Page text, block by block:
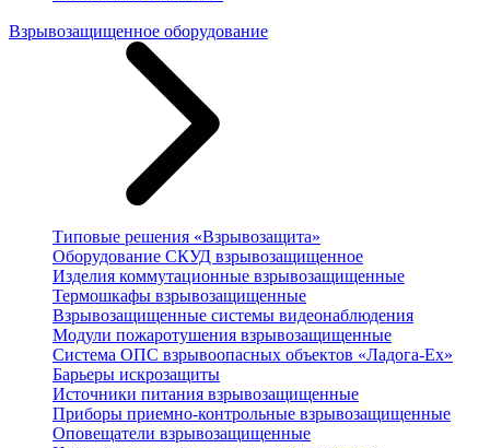
Взрывозащищенное оборудование
Типовые решения «Взрывозащита»
Оборудование СКУД взрывозащищенное
Изделия коммутационные взрывозащищенные
Термошкафы взрывозащищенные
Взрывозащищенные системы видеонаблюдения
Модули пожаротушения взрывозащищенные
Система ОПС взрывоопасных объектов «Ладога-Ex»
Барьеры искрозащиты
Источники питания взрывозащищенные
Приборы приемно-контрольные взрывозащищенные
Оповещатели взрывозащищенные